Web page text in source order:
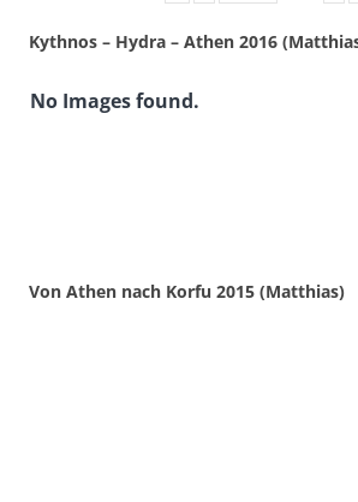
Kythnos – Hydra – Athen 2016
No Images found.
Von Athen nach Korfu 2015 (Matthias)